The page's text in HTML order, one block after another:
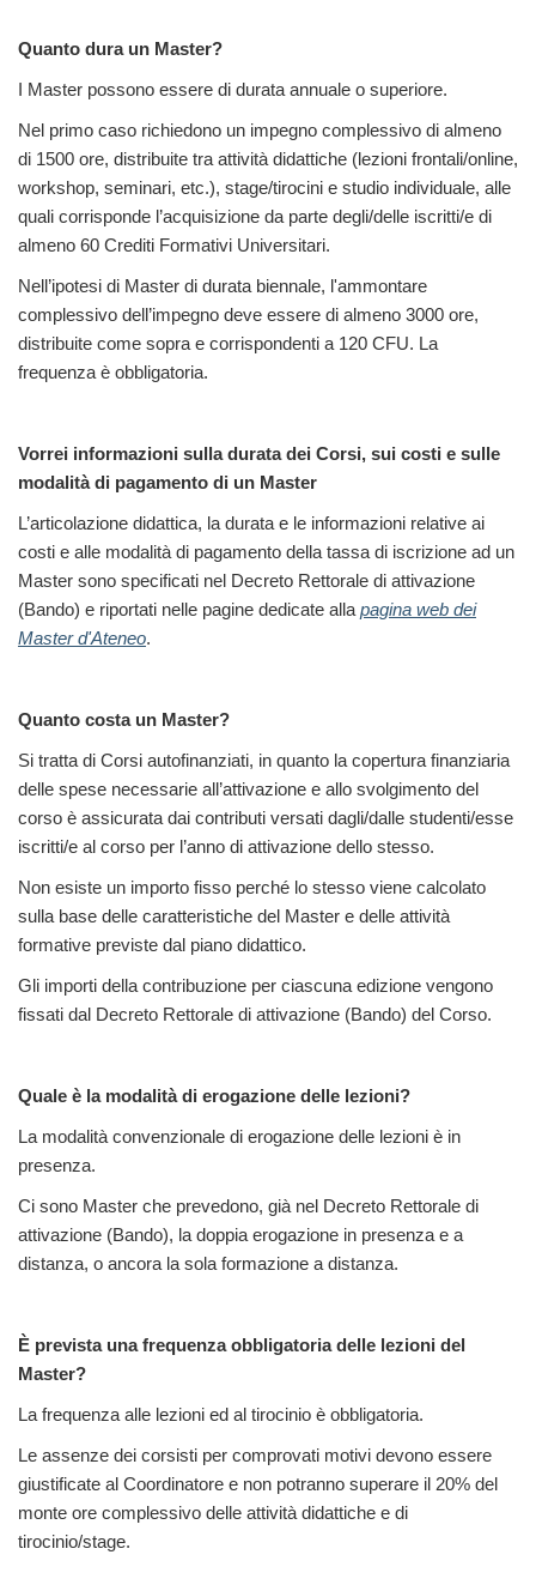
Quanto dura un Master?
I Master possono essere di durata annuale o superiore.
Nel primo caso richiedono un impegno complessivo di almeno
di 1500 ore, distribuite tra attività didattiche (lezioni frontali/online,
workshop, seminari, etc.), stage/tirocini e studio individuale, alle
quali corrisponde l’acquisizione da parte degli/delle iscritti/e di
almeno 60 Crediti Formativi Universitari.
Nell’ipotesi di Master di durata biennale, l'ammontare
complessivo dell’impegno deve essere di almeno 3000 ore,
distribuite come sopra e corrispondenti a 120 CFU. La
frequenza è obbligatoria.
Vorrei informazioni sulla durata dei Corsi, sui costi e sulle
modalità di pagamento di un Master
L’articolazione didattica, la durata e le informazioni relative ai
costi e alle modalità di pagamento della tassa di iscrizione ad un
Master sono specificati nel Decreto Rettorale di attivazione
(Bando) e riportati nelle pagine dedicate allapagina web dei
Master d'Ateneo.
Quanto costa un Master?
Si tratta di Corsi autofinanziati, in quanto la copertura finanziaria
delle spese necessarie all’attivazione e allo svolgimento del
corso è assicurata dai contributi versati dagli/dalle studenti/esse
iscritti/e al corso per l’anno di attivazione dello stesso.
Non esiste un importo fisso perché lo stesso viene calcolato
sulla base delle caratteristiche del Master e delle attività
formative previste dal piano didattico.
Gli importi della contribuzione per ciascuna edizione vengono
fissati dal Decreto Rettorale di attivazione (Bando) del Corso.
Quale è la modalità di erogazione delle lezioni?
La modalità convenzionale di erogazione delle lezioni è in
presenza.
Ci sono Master che prevedono, già nel Decreto Rettorale di
attivazione (Bando), la doppia erogazione in presenza e a
distanza, o ancora la sola formazione a distanza.
È prevista una frequenza obbligatoria delle lezioni del
Master?
La frequenza alle lezioni ed al tirocinio è obbligatoria.
Le assenze dei corsisti per comprovati motivi devono essere
giustificate al Coordinatore e non potranno superare il 20% del
monte ore complessivo delle attività didattiche e di
tirocinio/stage.